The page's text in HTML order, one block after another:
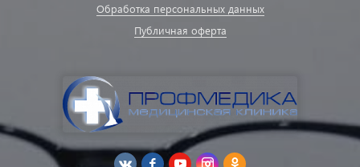
Обработка персональных данных
Публичная оферта